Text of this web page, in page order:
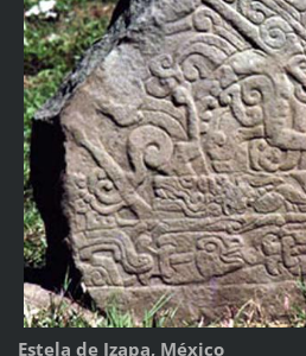
Estela de Izapa, México